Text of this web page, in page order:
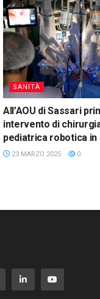
SANITÀ
All’AOU di Sassari
intervento di
pediatrica robotica in
23 MARZO 2025 0